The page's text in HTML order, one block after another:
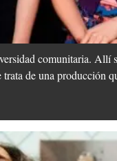
comunitaria. Allí
de una producción